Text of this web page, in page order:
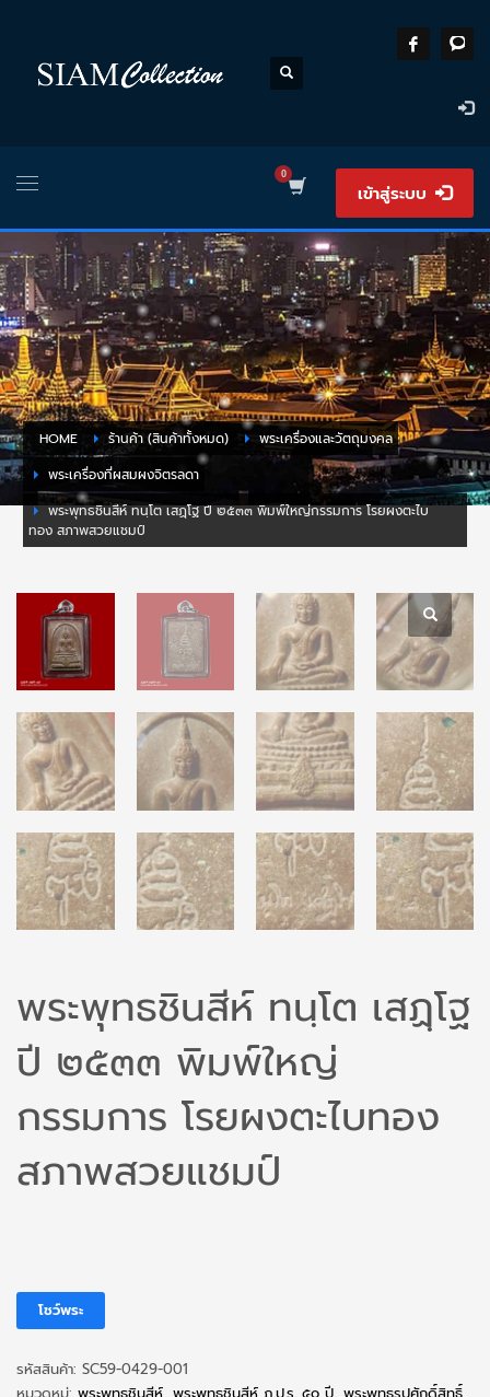
เข้าสู่ระบบ
HOME ร้านค้า (สินค้าทั้งหมด)
พระเครื่องและวัตถุมงคล
พระเครื่องที่ผสมผงจิตรลดา
พระพุทธชินสีห์ ทนฺโต เสฏฺโฐ ปี ๒๕๓๓ พิมพ์ใหญ่กรรมการ โรยผงตะไบ
ทอง สภาพสวยแชมป์
พระพุทธชินสีห์ ทนฺโต เสฏฺโฐ
ปี ๒๕๓๓ พิมพ์ใหญ่
กรรมการ โรยผงตะไบทอง
สภาพสวยแชมป์
โชว์พระ
รหัสสินค้า: SC59-0429-001
หมวดหมู่: พระพุทธชินสีห์, พระพุทธชินสีห์ ภ.ป.ร. ๕๐ ปี, พระพุทธรูปศักดิ์สิทธิ์,